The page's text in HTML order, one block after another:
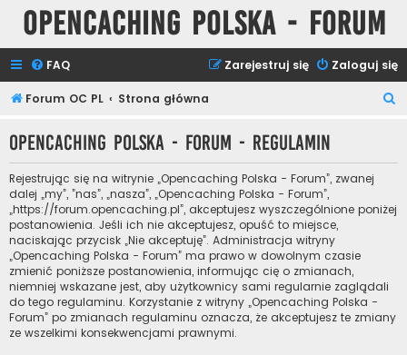
Opencaching Polska - Forum
FAQ Zaloguj się
Zarejestruj się
Forum OC PL Strona główna
k
Opencaching Polska - Forum - Regulamin
Rejestrując się na witrynie „Opencaching Polska - Forum”, zwanej
dalej „my”, ”nas”, „nasza”, „Opencaching Polska - Forum”,
„https://forum.opencaching.pl”, akceptujesz wyszczególnione poniżej
postanowienia. Jeśli ich nie akceptujesz, opuść to miejsce,
naciskając przycisk „Nie akceptuję”. Administracja witryny
„Opencaching Polska - Forum” ma prawo w dowolnym czasie
zmienić poniższe postanowienia, informując cię o zmianach,
niemniej wskazane jest, aby użytkownicy sami regularnie zaglądali
do tego regulaminu. Korzystanie z witryny „Opencaching Polska -
Forum” po zmianach regulaminu oznacza, że akceptujesz te zmiany
ze wszelkimi konsekwencjami prawnymi.